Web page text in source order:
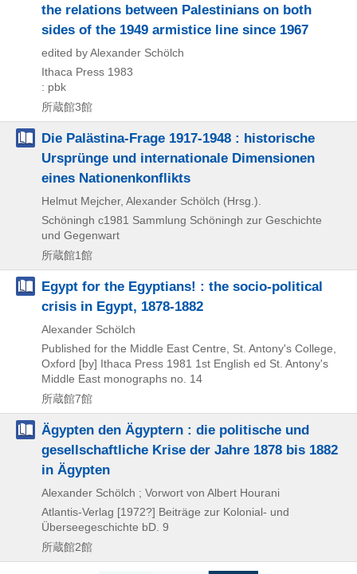
the relations between Palestinians on both
sides of the 1949 armistice line since 1967
edited by Alexander Schölch
Ithaca Press 1983
: pbk
所蔵館3館
Die Palästina-Frage 1917-1948 : historische
Ursprünge und internationale Dimensionen
eines Nationenkonflikts
Helmut Mejcher, Alexander Schölch (Hrsg.).
Schöningh c1981 Sammlung Schöningh zur Geschichte
und Gegenwart
所蔵館1館
Egypt for the Egyptians! : the socio-political
crisis in Egypt, 1878-1882
Alexander Schölch
Published for the Middle East Centre, St. Antony's College,
Oxford [by] Ithaca Press 1981 1st English ed St. Antony's
Middle East monographs no. 14
所蔵館7館
Ägypten den Ägyptern : die politische und
gesellschaftliche Krise der Jahre 1878 bis 1882
in Ägypten
Alexander Schölch ; Vorwort von Albert Hourani
Atlantis-Verlag [1972?] Beiträge zur Kolonial- und
Überseegeschichte bD. 9
所蔵館2館